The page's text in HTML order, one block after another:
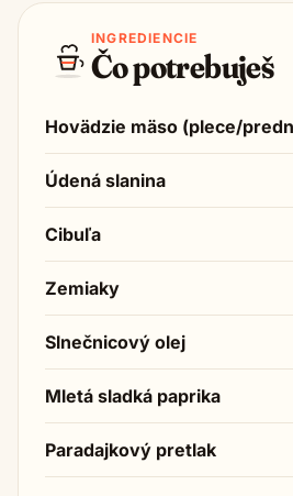
INGREDIENCIE
Čo potrebuješ
Hovädzie mäso (plece/
Údená slanina
Cibuľa
Zemiaky
Slnečnicový olej
Mletá sladká paprika
Paradajkový pretlak